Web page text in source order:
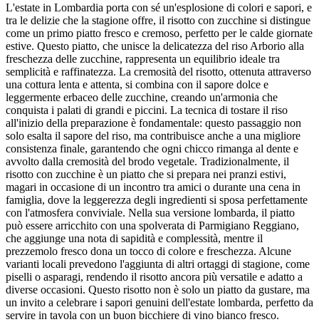
L'estate in Lombardia porta con sé un'esplosione di colori e sapori, e
tra le delizie che la stagione offre, il risotto con zucchine si distingue
come un primo piatto fresco e cremoso, perfetto per le calde giornate
estive. Questo piatto, che unisce la delicatezza del riso Arborio alla
freschezza delle zucchine, rappresenta un equilibrio ideale tra
semplicità e raffinatezza. La cremosità del risotto, ottenuta attraverso
una cottura lenta e attenta, si combina con il sapore dolce e
leggermente erbaceo delle zucchine, creando un'armonia che
conquista i palati di grandi e piccini. La tecnica di tostare il riso
all'inizio della preparazione è fondamentale: questo passaggio non
solo esalta il sapore del riso, ma contribuisce anche a una migliore
consistenza finale, garantendo che ogni chicco rimanga al dente e
avvolto dalla cremosità del brodo vegetale. Tradizionalmente, il
risotto con zucchine è un piatto che si prepara nei pranzi estivi,
magari in occasione di un incontro tra amici o durante una cena in
famiglia, dove la leggerezza degli ingredienti si sposa perfettamente
con l'atmosfera conviviale. Nella sua versione lombarda, il piatto
può essere arricchito con una spolverata di Parmigiano Reggiano,
che aggiunge una nota di sapidità e complessità, mentre il
prezzemolo fresco dona un tocco di colore e freschezza. Alcune
varianti locali prevedono l'aggiunta di altri ortaggi di stagione, come
piselli o asparagi, rendendo il risotto ancora più versatile e adatto a
diverse occasioni. Questo risotto non è solo un piatto da gustare, ma
un invito a celebrare i sapori genuini dell'estate lombarda, perfetto da
servire in tavola con un buon bicchiere di vino bianco fresco.